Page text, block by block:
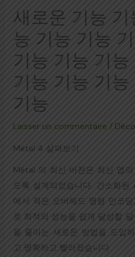
새로운 기능
능 기능 기능
기능 기능 기
기능 기능 기
기능
Laisser un commentaire /
Métal 4 살펴보기
Métal 의 최신 버전은 최신 앱
도록 설계되었습니다. 간소화
에서 적은 오버헤드 명령 인코
로 최적의 성능을 쉽게 달성할
을 줄이는 새로운 방법을 도입
고 명확하고 빨라졌습니다.